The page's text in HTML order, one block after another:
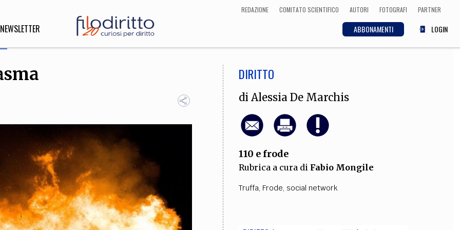
REDAZIONE COMITATO SCIENTIFICO AUTORI FOTOGRAFI PARTNER
ABBONAMENTI LOGIN
NEWSLETTER
ECONOMIA
Matematica, Fisica,
Biologia, Cifrematica,
INNOVAZIONE
Scienze informatiche,
Architettura, Ingegneria
CULTURA
Arte, Cinema, Musica,
Letteratura
DIRITTO
di Alessia De Marchis
110 e frode
Rubrica a cura di Fabio Mongile
Truffa, Frode, social network